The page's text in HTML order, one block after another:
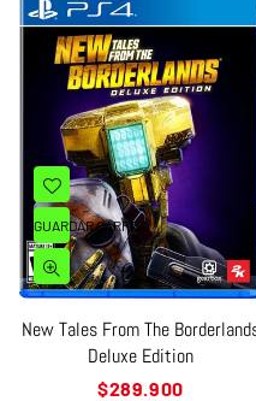
GUARDAR CARRITO
New Tales From The
Deluxe Edition
Precio
$289.900